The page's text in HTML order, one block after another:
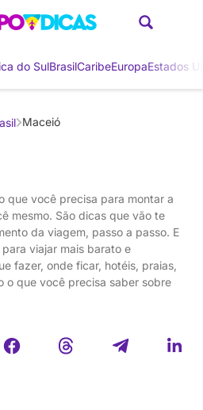
do SulBrasilCaribeEuropaEstados
Maceió
que você precisa para montar a
mesmo. São dicas que vão te
da viagem, passo a passo. E
viajar mais barato e
fazer, onde ficar, hotéis, praias,
o que você precisa saber sobre